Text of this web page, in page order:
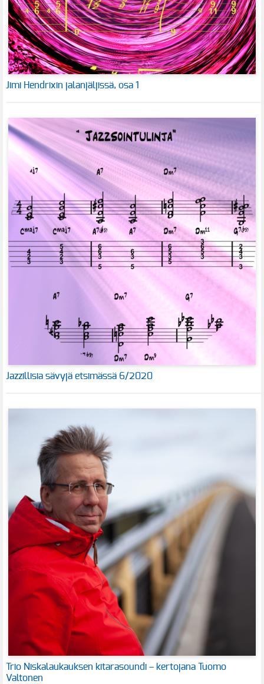
Jimi Hendrixin jalanjäljissä, osa 1
Jazzillisia sävyjä etsimässä 6/2020
Trio Niskalaukauksen kitarasoundi – kertojana Tuomo
Valtonen